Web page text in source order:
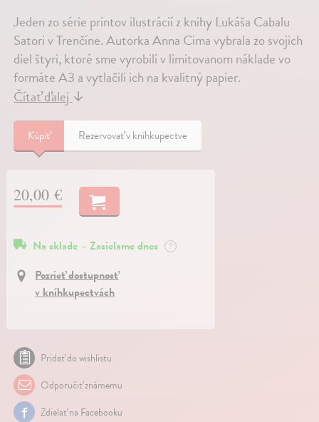
Jeden zo série printov ilustrácií z knihy Lukáša Cabalu
Satori v Trenčíne. Autorka Anna Cima vybrala zo svojich
diel štyri, ktoré sme vyrobili v limitovanom náklade vo
formáte A3 a vytlačili ich na kvalitný papier.
Čítať ďalej ↓
Kúpiť Rezervovať v kníhkupectve
20,00 €
Na sklade – Zasielame dnes ?
Pozrieť dostupnosť
v kníhkupectvách
Pridať do wishlistu
Odporučiť známemu
Zdielať na Facebooku